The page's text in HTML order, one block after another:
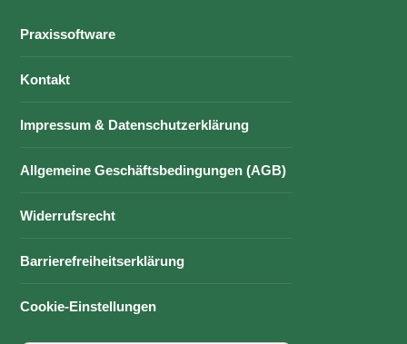
Praxissoftware
Kontakt
Impressum & Datenschutzerklärung
Allgemeine Geschäftsbedingungen (AGB)
Widerrufsrecht
Barrierefreiheitserklärung
Cookie-Einstellungen